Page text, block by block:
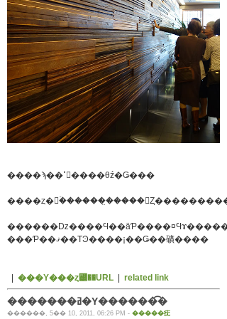
����ϡ��ߵ����θź�Ǥ���
���Ƥ��ޤ��ΤϿ����¡��Ǥ��礦����
���Υ���ȥ꡼��URL related link
�������ߥ�Υ������͡�
������, 5�� 10, 2011, 06:26 PM - �����㽸